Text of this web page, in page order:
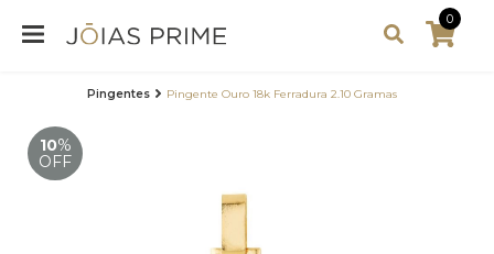
0
Pingentes Pingente Ouro 18k Ferradura 2.10 Gramas
10%
OFF